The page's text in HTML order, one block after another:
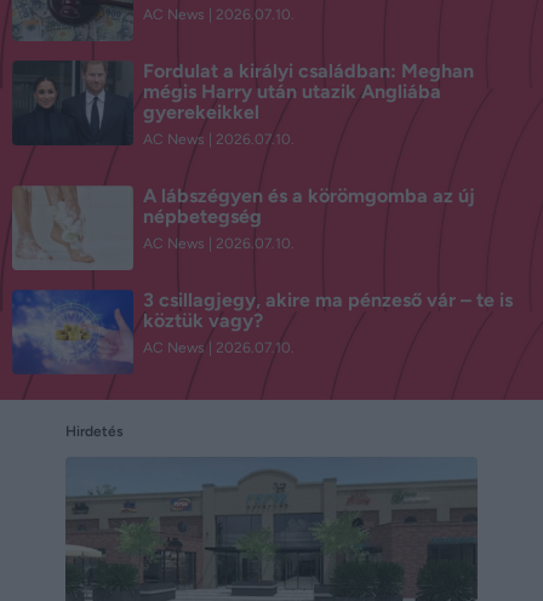
AC News 2026.07.10.
Fordulat a királyi családban: Meghan
mégis Harry után utazik Angliába
gyerekeikkel
AC News 2026.07.10.
A lábszégyen és a körömgomba az új
népbetegség
AC News 2026.07.10.
3 csillagjegy, akire ma pénzeső vár – te is
köztük vagy?
AC News 2026.07.10.
Hirdetés